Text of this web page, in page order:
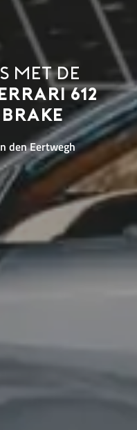
met de
612
den Eertwegh